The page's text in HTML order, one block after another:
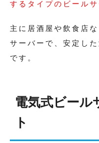
するタイプのビールサ
主に居酒屋や飲食店
サーバーで、安定し
です。
電気式ビール
ト